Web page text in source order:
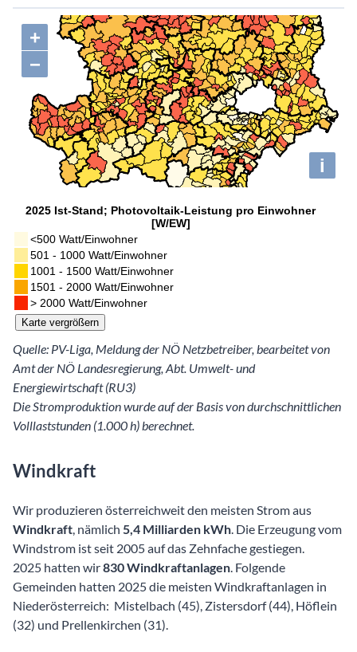
Quelle: PV-Liga, Meldung der NÖ Netzbetreiber, bearbeitet von
Amt der NÖ Landesregierung, Abt. Umwelt- und
Energiewirtschaft (RU3)
Die Stromproduktion wurde auf der Basis von durchschnittlichen
Volllaststunden (1.000 h) berechnet.
Windkraft
Wir produzieren österreichweit den meisten Strom aus
Windkraft, nämlich 5,4 Milliarden kWh. Die Erzeugung vom
Windstrom ist seit 2005 auf das Zehnfache gestiegen.
2025 hatten wir830 Windkraftanlagen. Folgende
Gemeinden hatten 2025 die meisten Windkraftanlagen in
Niederösterreich: Mistelbach (45), Zistersdorf (44), Höflein
(32) und Prellenkirchen (31).